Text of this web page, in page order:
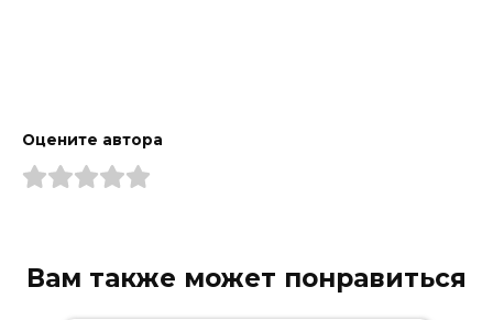
Оцените автора
Вам также может понравиться